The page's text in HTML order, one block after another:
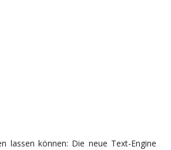
lassen können: Die neue Text-Engine